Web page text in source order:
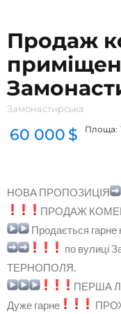
Продаж
Замонастирська
60 000 $ Площа:
НОВА ПРОПОЗИЦІЯ
ПРОДАЖ
Продається гарне
по вулиці
ТЕРНОПОЛЯ.
ПЕРША
Дуже гарне